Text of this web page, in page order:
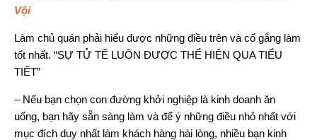
Vội
Làm chủ quán phải hiểu được những điều trên và cố gắng làm
tốt nhất. “SỰ TỬ TẾ LUÔN ĐƯỢC THỂ HIỆN QUA TIỂU
TIẾT”
– Nếu bạn chọn con đường khởi nghiệp là kinh doanh ăn
uống, bạn hãy sẵn sàng làm và để ý những điều nhỏ nhất với
mục đích duy nhất làm khách hàng hài lòng, nhiều bạn kinh